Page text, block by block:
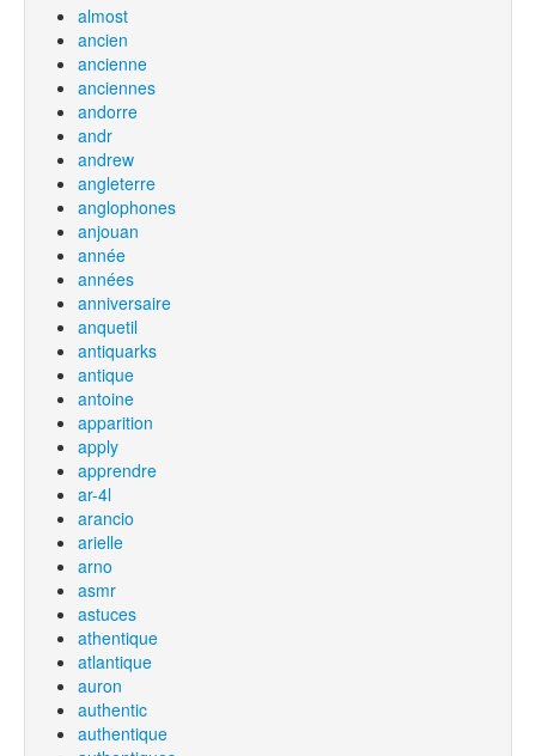
almost
ancien
ancienne
anciennes
andorre
andr
andrew
angleterre
anglophones
anjouan
année
années
anniversaire
anquetil
antiquarks
antique
antoine
apparition
apply
apprendre
ar-4l
arancio
arielle
arno
asmr
astuces
athentique
atlantique
auron
authentic
authentique